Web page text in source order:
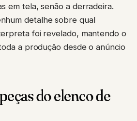
em tela, senão a derradeira.
detalhe sobre qual
foi revelado, mantendo o
a produção desde o anúncio
do elenco de